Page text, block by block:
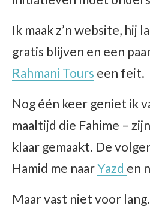
Ik maak z’n website, hij
gratis blijven en een
Rahmani Tours een feit.
Nog één keer geniet ik
maaltijd die Fahime –
klaar gemaakt. De
Hamid me naarYazd en
Maar vast niet voor lang.